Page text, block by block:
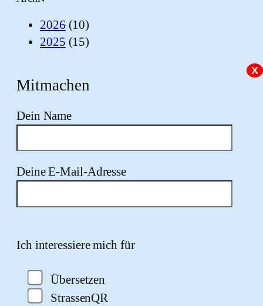
2026 (10)
2025 (15)
X
Mitmachen
Dein Name
Deine E-Mail-Adresse
Ich interessiere mich für
Übersetzen
StrassenQR